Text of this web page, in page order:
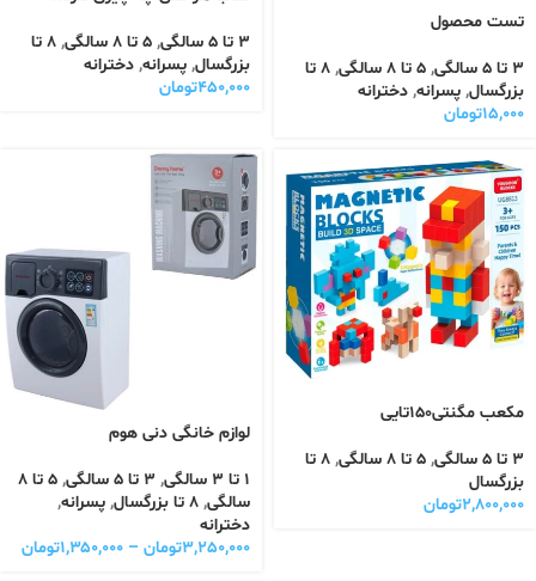
تست محصول
3 تا 5 سالگی , 5 تا 8 سالگی ,
8 تا
بزرگسال, پسرانه, دخترانه
۱۵,۰۰۰تومان
3 تا 5 سالگی , 5 تا 8 سالگی ,
8 تا
بزرگسال, پسرانه, دخترانه
۴۵۰,۰۰۰تومان
مکعب مگنتی۱۵۰تایی
3 تا 5 سالگی , 5 تا 8 سالگی ,
8 تا
بزرگسال
۲,۸۰۰,۰۰۰تومان
لوازم خانگی دنی هوم
1 تا 3 سالگی , 3 تا 5 سالگی ,
5 تا 8
سالگی, 8 تا بزرگسال , پسرانه,
دخترانه
۳,۲۵۰,۰۰۰تومان – ۱,۳۵۰,۰۰۰تومان